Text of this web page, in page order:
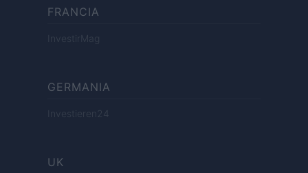
FRANCIA
InvestirMag
GERMANIA
Investieren24
UK